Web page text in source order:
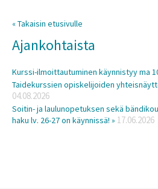
« Takaisin etusivulle
Ajankohtaista
Kurssi-ilmoittautuminen käynnistyy ma
Taidekurssien opiskelijoiden
04.08.2026
Soitin- ja laulunopetuksen sekä
haku lv. 26-27 on käynnissä! » 17.06.2026